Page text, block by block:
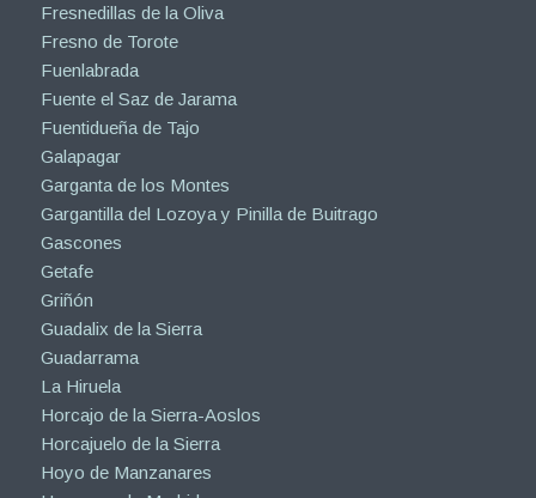
Fresnedillas de la Oliva
Fresno de Torote
Fuenlabrada
Fuente el Saz de Jarama
Fuentidueña de Tajo
Galapagar
Garganta de los Montes
Gargantilla del Lozoya y Pinilla de Buitrago
Gascones
Getafe
Griñón
Guadalix de la Sierra
Guadarrama
La Hiruela
Horcajo de la Sierra-Aoslos
Horcajuelo de la Sierra
Hoyo de Manzanares